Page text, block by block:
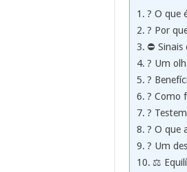
? O que
? Por
⛔
? Um
?
? Como
?
?️ O que
? Um
⚖️